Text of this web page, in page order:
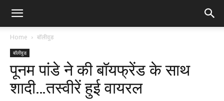
Home बॉलीवुड
बॉलीवुड
पूनम पांडे ने की बॉयफ्रेंड के साथ
शादी…तस्वीरें हुई वायरल